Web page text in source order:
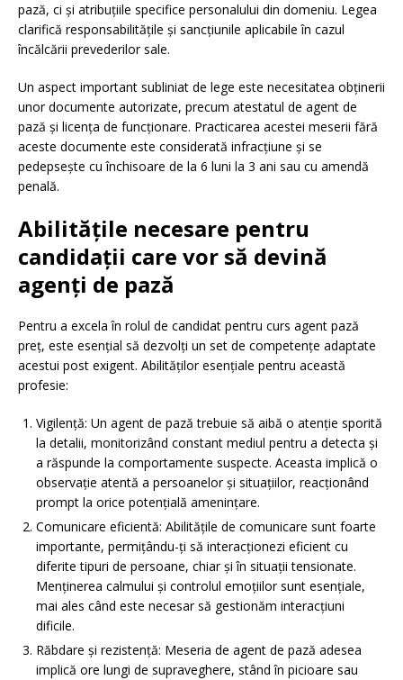
pază, ci și atribuțiile specifice personalului din domeniu. Legea
clarifică responsabilitățile și sancțiunile aplicabile în cazul
încălcării prevederilor sale.
Un aspect important subliniat de lege este necesitatea obținerii
unor documente autorizate, precum atestatul de agent de
pază și licența de funcționare. Practicarea acestei meserii fără
aceste documente este considerată infracțiune și se
pedepsește cu închisoare de la 6 luni la 3 ani sau cu amendă
penală.
Abilitățile necesare pentru
candidații care vor să devină
agenți de pază
Pentru a excela în rolul de candidat pentru curs agent pază
preț, este esențial să dezvolți un set de competențe adaptate
acestui post exigent. Abilităților esențiale pentru această
profesie:
Vigilență: Un agent de pază trebuie să aibă o atenție sporită
la detalii, monitorizând constant mediul pentru a detecta și
a răspunde la comportamente suspecte. Aceasta implică o
observație atentă a persoanelor și situațiilor, reacționând
prompt la orice potențială amenințare.
Comunicare eficientă: Abilitățile de comunicare sunt foarte
importante, permițându-ți să interacționezi eficient cu
diferite tipuri de persoane, chiar și în situații tensionate.
Menținerea calmului și controlul emoțiilor sunt esențiale,
mai ales când este necesar să gestionăm interacțiuni
dificile.
Răbdare și rezistență: Meseria de agent de pază adesea
implică ore lungi de supraveghere, stând în picioare sau